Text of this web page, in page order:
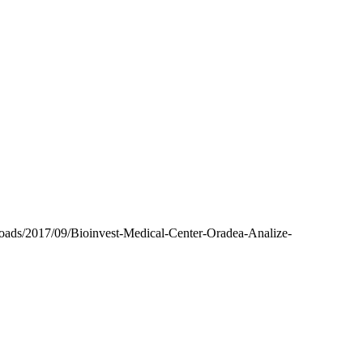
2017/09/Bioinvest-Medical-Center-Oradea-Analize-